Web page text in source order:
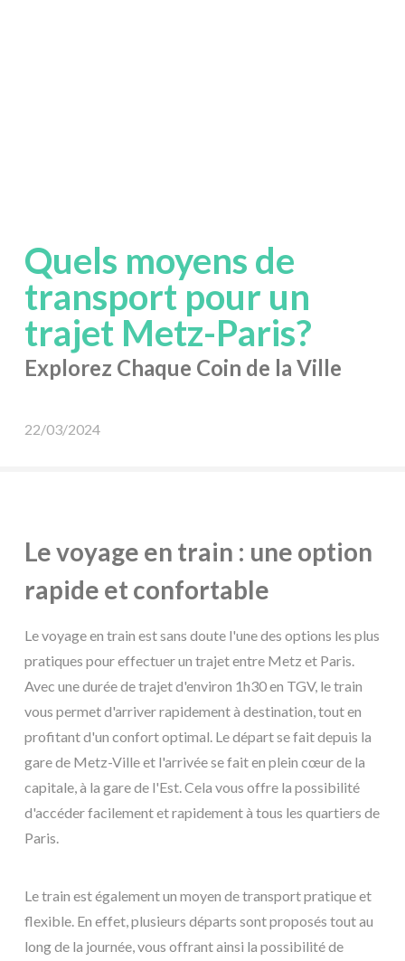
Quels moyens de
transport pour un
trajet Metz-Paris?
Explorez Chaque Coin de la Ville
22/03/2024
Le voyage en train : une option
rapide et confortable
Le voyage en train est sans doute l'une des options les plus
pratiques pour effectuer un trajet entre Metz et Paris.
Avec une durée de trajet d'environ 1h30 en TGV, le train
vous permet d'arriver rapidement à destination, tout en
profitant d'un confort optimal. Le départ se fait depuis la
gare de Metz-Ville et l'arrivée se fait en plein cœur de la
capitale, à la gare de l'Est. Cela vous offre la possibilité
d'accéder facilement et rapidement à tous les quartiers de
Paris.
Le train est également un moyen de transport pratique et
flexible. En effet, plusieurs départs sont proposés tout au
long de la journée, vous offrant ainsi la possibilité de